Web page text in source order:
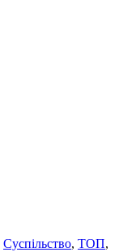
Суспільство, ТОП,